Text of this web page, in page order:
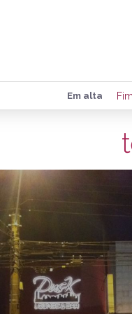
de
Em alta